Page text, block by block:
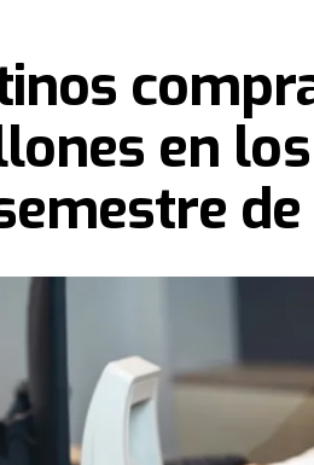
con un enérgico videoclip con
de esta temporada.
de este fin de semana,
Bajo la consigna de llevar
junto a más de 6.000
oficialmente el inicio de esta
en